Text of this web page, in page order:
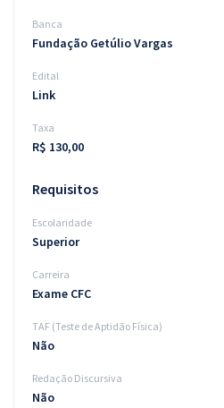
Banca
Fundação Getúlio Vargas
Edital
Link
Taxa
R$ 130,00
Requisitos
Escolaridade
Superior
Carreira
Exame CFC
TAF (Teste de Aptidão Física)
Não
Redação Discursiva
Não